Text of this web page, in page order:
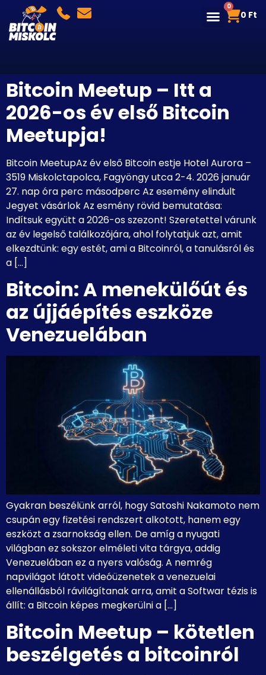
0 Ft
0
Bitcoin Meetup – Itt a
2026-os év első Bitcoin
Meetupja!
Bitcoin MeetupAz év első Bitcoin estje Hotel Aurora –
3519 Miskolctapolca, Fagyöngy utca 2-4. 2026 január
27. nap óra perc másodperc Az esemény elindult
Jegyet vásárlok Az esmény rövid bemutatása:
Indítsuk együtt a 2026-os szezont! Szeretettel várunk
az év legelső találkozójára, ahol folytatjuk azt, amit
elkezdtünk: egy estét, ami a Bitcoinról, a tanulásról és
a […]
Bitcoin: A menekülőút és
az újjáépítés eszköze
Venezuelában
Gyakran beszélünk arról, hogy Satoshi Nakamoto nem
csupán egy fizetési rendszert alkotott, hanem egy
eszközt a zsarnokság ellen. De amíg a nyugati
világban ez sokszor elméleti vita tárgya, addig
Venezuelában ez a nyers valóság. A nemrég
napvilágot látott videóüzenetek a venezuelai
ellenállásból rávilágítanak arra, amit a Softwar tézis is
állít: a Bitcoin képes megkerülni a […]
Bitcoin Meetup – kötetlen
beszélgetés a bitcoinról